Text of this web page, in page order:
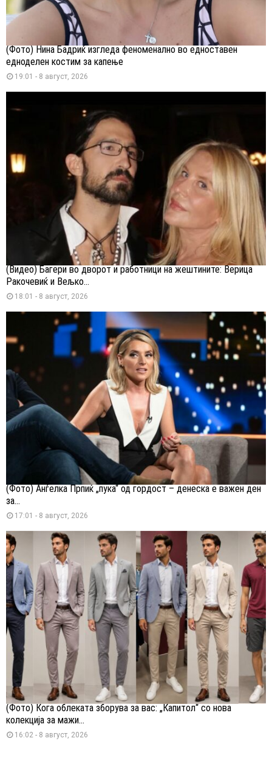
(Фото) Нина Бадриќ изгледа феноменално во едноставен
едноделен костим за капење
19:01 - 8 август, 2026
(Видео) Багери во дворот и работници на жештините: Верица
Ракочевиќ и Вељко...
18:01 - 8 август, 2026
(Фото) Анѓелка Прпиќ „пука“ од гордост – денеска е важен ден
за...
17:01 - 8 август, 2026
(Фото) Кога облеката зборува за вас: „Капитол“ со нова
колекција за мажи...
16:02 - 8 август, 2026